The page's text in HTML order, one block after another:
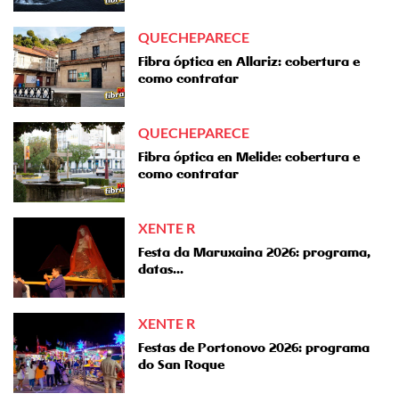
QUECHEPARECE
Fibra óptica en Allariz: cobertura e
como contratar
QUECHEPARECE
Fibra óptica en Melide: cobertura e
como contratar
XENTE R
Festa da Maruxaina 2026: programa,
datas...
XENTE R
Festas de Portonovo 2026: programa
do San Roque